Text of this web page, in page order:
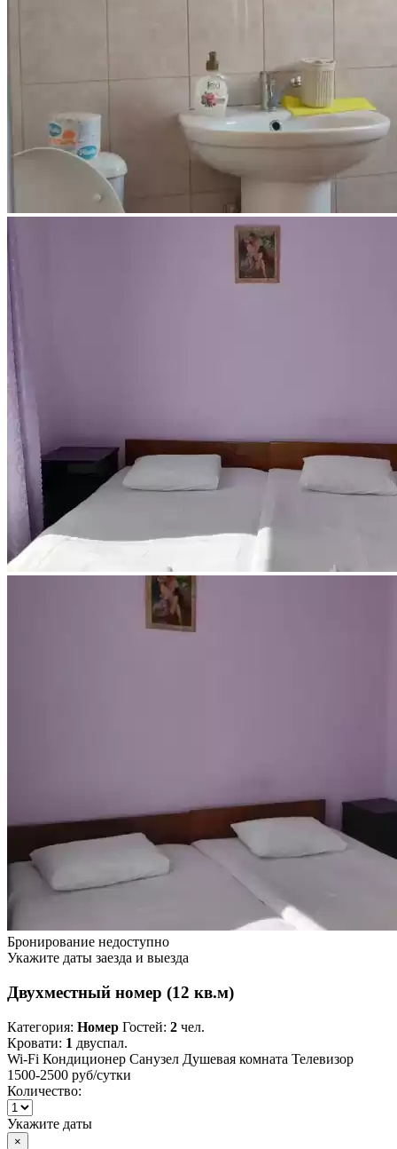
Бронирование недоступно
Укажите даты заезда и выезда
Двухместный номер (12 кв.м)
Категория: Номер Гостей: 2 чел.
Кровати: 1 двуспал.
Wi-Fi Кондиционер Санузел Душевая комната Телевизор
1500-2500 руб/сутки
Количество:
Укажите даты
×